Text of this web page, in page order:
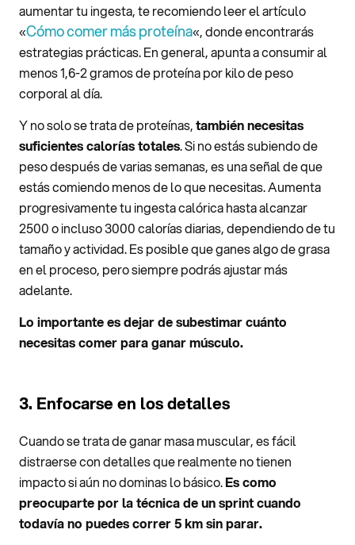
aumentar tu ingesta, te recomiendo leer el artículo
«Cómo comer más proteína«, donde encontrarás
estrategias prácticas. En general, apunta a consumir al
menos 1,6-2 gramos de proteína por kilo de peso
corporal al día.
Y no solo se trata de proteínas,también necesitas
suficientes calorías totales. Si no estás subiendo de
peso después de varias semanas, es una señal de que
estás comiendo menos de lo que necesitas. Aumenta
progresivamente tu ingesta calórica hasta alcanzar
2500 o incluso 3000 calorías diarias, dependiendo de tu
tamaño y actividad. Es posible que ganes algo de grasa
en el proceso, pero siempre podrás ajustar más
adelante.
Lo importante es dejar de subestimar cuánto
necesitas comer para ganar músculo.
3. Enfocarse en los detalles
Cuando se trata de ganar masa muscular, es fácil
distraerse con detalles que realmente no tienen
impacto si aún no dominas lo básico.Es como
preocuparte por la técnica de un sprint cuando
todavía no puedes correr 5 km sin parar.